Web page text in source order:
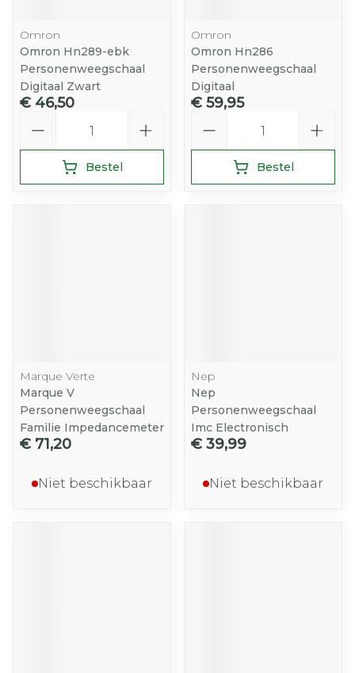
Omron
Omron Hn289-ebk
Personenweegschaal
Digitaal Zwart
€ 46,50
Bestel
Omron
Omron Hn286
Personenweegschaal
Digitaal
€ 59,95
Bestel
Marque Verte
Marque V
Personenweegschaal
Familie Impedancemeter
€ 71,20
Niet beschikbaar
Nep
Nep
Personenweegschaal
Imc Electronisch
€ 39,99
Niet beschikbaar